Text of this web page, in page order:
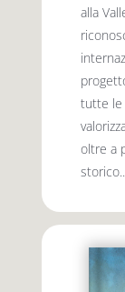
alla
tutte le
oltre a